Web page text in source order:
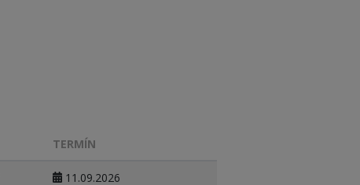
TERMÍN
11.09.2026